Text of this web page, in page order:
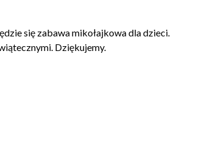
się zabawa mikołajkowa dla dzieci.
Dziękujemy.